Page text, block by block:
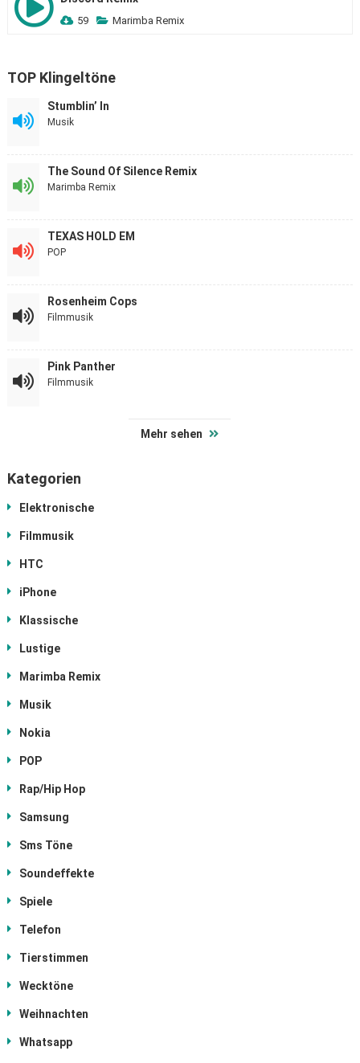
59 Marimba Remix
TOP Klingeltöne
Stumblin’ In
Musik
The Sound Of Silence Remix
Marimba Remix
TEXAS HOLD EM
POP
Rosenheim Cops
Filmmusik
Pink Panther
Filmmusik
Mehr sehen
Kategorien
Elektronische
Filmmusik
HTC
iPhone
Klassische
Lustige
Marimba Remix
Musik
Nokia
POP
Rap/Hip Hop
Samsung
Sms Töne
Soundeffekte
Spiele
Telefon
Tierstimmen
Wecktöne
Weihnachten
Whatsapp